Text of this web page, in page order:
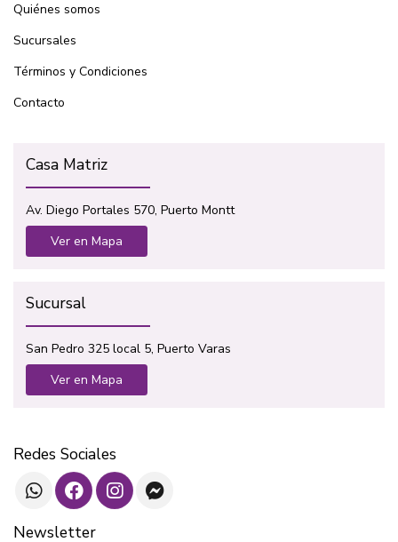
Quiénes somos
Sucursales
Términos y Condiciones
Contacto
Casa Matriz
Av. Diego Portales 570, Puerto Montt
Ver en Mapa
Sucursal
San Pedro 325 local 5, Puerto Varas
Ver en Mapa
Redes Sociales
Newsletter